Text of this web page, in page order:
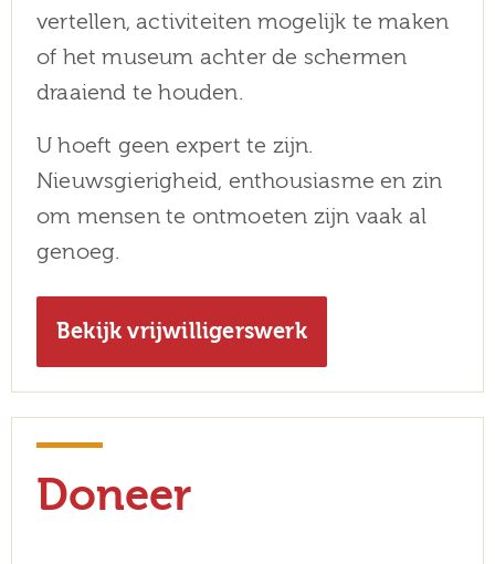
vertellen, activiteiten mogelijk te maken
of het museum achter de schermen
draaiend te houden.
U hoeft geen expert te zijn.
Nieuwsgierigheid, enthousiasme en zin
om mensen te ontmoeten zijn vaak al
genoeg.
Bekijk vrijwilligerswerk
Doneer